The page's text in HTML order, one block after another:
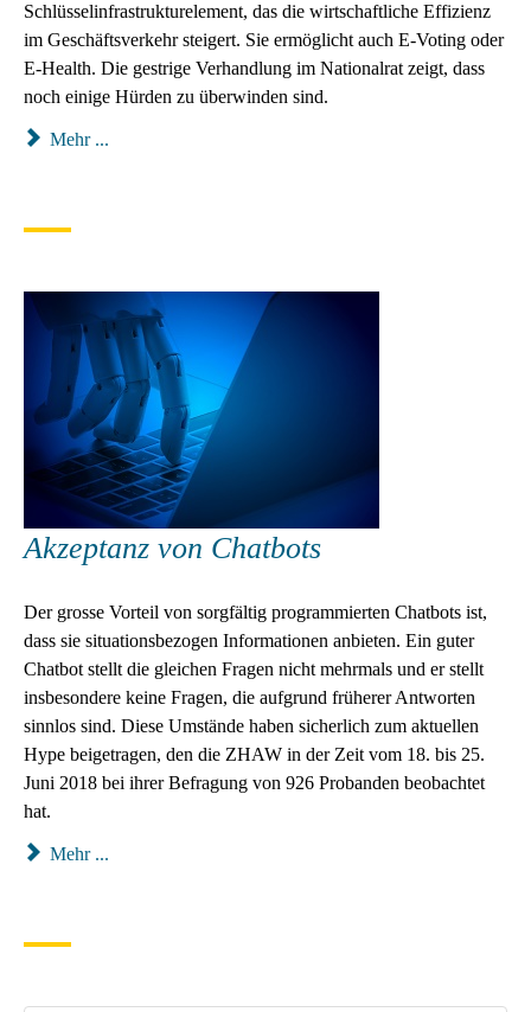
Schlüsselinfrastrukturelement, das die wirtschaftliche Effizienz
im Geschäftsverkehr steigert. Sie ermöglicht auch E-Voting oder
E-Health. Die gestrige Verhandlung im Nationalrat zeigt, dass
noch einige Hürden zu überwinden sind.
Mehr ...
Akzeptanz von Chatbots
Der grosse Vorteil von sorgfältig programmierten Chatbots ist,
dass sie situationsbezogen Informationen anbieten. Ein guter
Chatbot stellt die gleichen Fragen nicht mehrmals und er stellt
insbesondere keine Fragen, die aufgrund früherer Antworten
sinnlos sind. Diese Umstände haben sicherlich zum aktuellen
Hype beigetragen, den die ZHAW in der Zeit vom 18. bis 25.
Juni 2018 bei ihrer Befragung von 926 Probanden beobachtet
hat.
Mehr ...